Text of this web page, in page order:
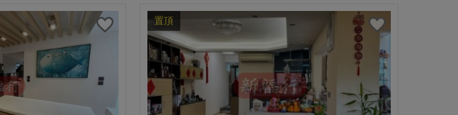
置頂